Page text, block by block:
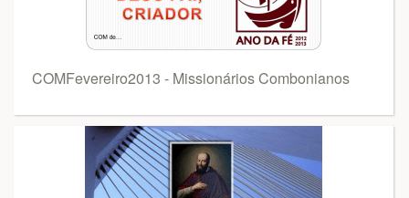
COMFevereiro2013 - Missionários Combonianos